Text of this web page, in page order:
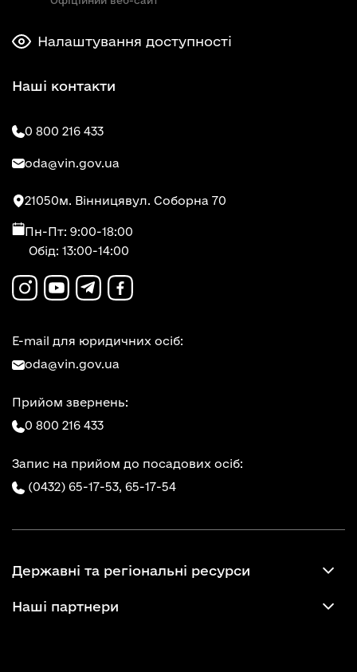
Налаштування доступності
Наші контакти
0 800 216 433
oda@vin.gov.ua
21050м. Вінницявул. Соборна 70
Пн-Пт: 9:00-18:00
Обід: 13:00-14:00
E-mail для юридичних осіб:
oda@vin.gov.ua
Прийом звернень:
0 800 216 433
Запис на прийом до посадових осіб:
(0432) 65-17-53, 65-17-54
Державні та регіональні ресурси
Наші партнери